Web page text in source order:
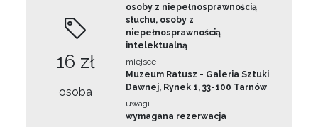
16 zł
osoba
osoby z niepełnosprawnością
słuchu, osoby z
niepełnosprawnością
intelektualną
miejsce
Muzeum Ratusz - Galeria Sztuki
Dawnej, Rynek 1, 33-100 Tarnów
uwagi
wymagana rezerwacja